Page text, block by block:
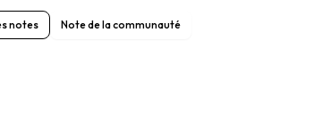
notes Note de la communauté